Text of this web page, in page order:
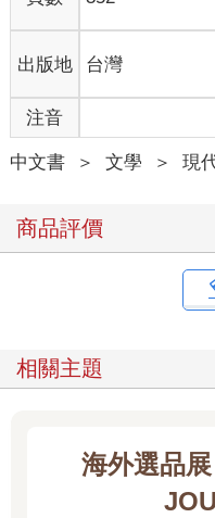
局。不用想也知道在臨時國
「不是誰能與他們抗衡的問
了@。」
泰山曉以大義地說：「換成
件容易的事。身為首相又怎
泰山不是不明白他的心情。
貴為首相卻什麼事得看民連
實已經忍無可忍了。
「可是這麼一來就能改變藏
田邊說的每個字聽在泰山耳
與田邊展開激烈的唇槍舌戰
「喂，改變眼前的構圖又能
「我就是不想輸才要請辭。」
根本是狡辯。但田邊撂下這
巴抿成一條線，躲在黑框眼
出版地 台灣
注音
中文書 ＞ 文學 ＞ 現
商品評價
相關主題
海外選品